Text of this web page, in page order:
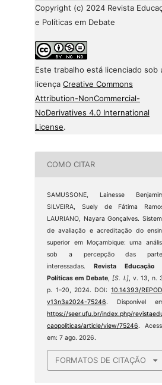
Copyright (c) 2024 Revista
e Políticas em Debate
Este trabalho está licenciado sob
licença Creative Commons
Attribution-NonCommercial-
NoDerivatives 4.0 International
License.
COMO CITAR
SAMUSSONE, Lainesse
SILVEIRA, Suely de Fátima
LAURIANO, Nayara Gonçalves.
de avaliação e acreditação do
superior em Moçambique: uma
sob a percepção das
interessadas.Revista Educação
Políticas em Debate
[S. l.], v. 13, n.
p. 1–20, 2024. DOI: 10.14393/
v13n3a2024-75246. Disponível
https://seer.ufu.br/index.php/
caopoliticas/article/view/75246.
em: 7 ago. 2026.
FORMATOS DE CITAÇÃO